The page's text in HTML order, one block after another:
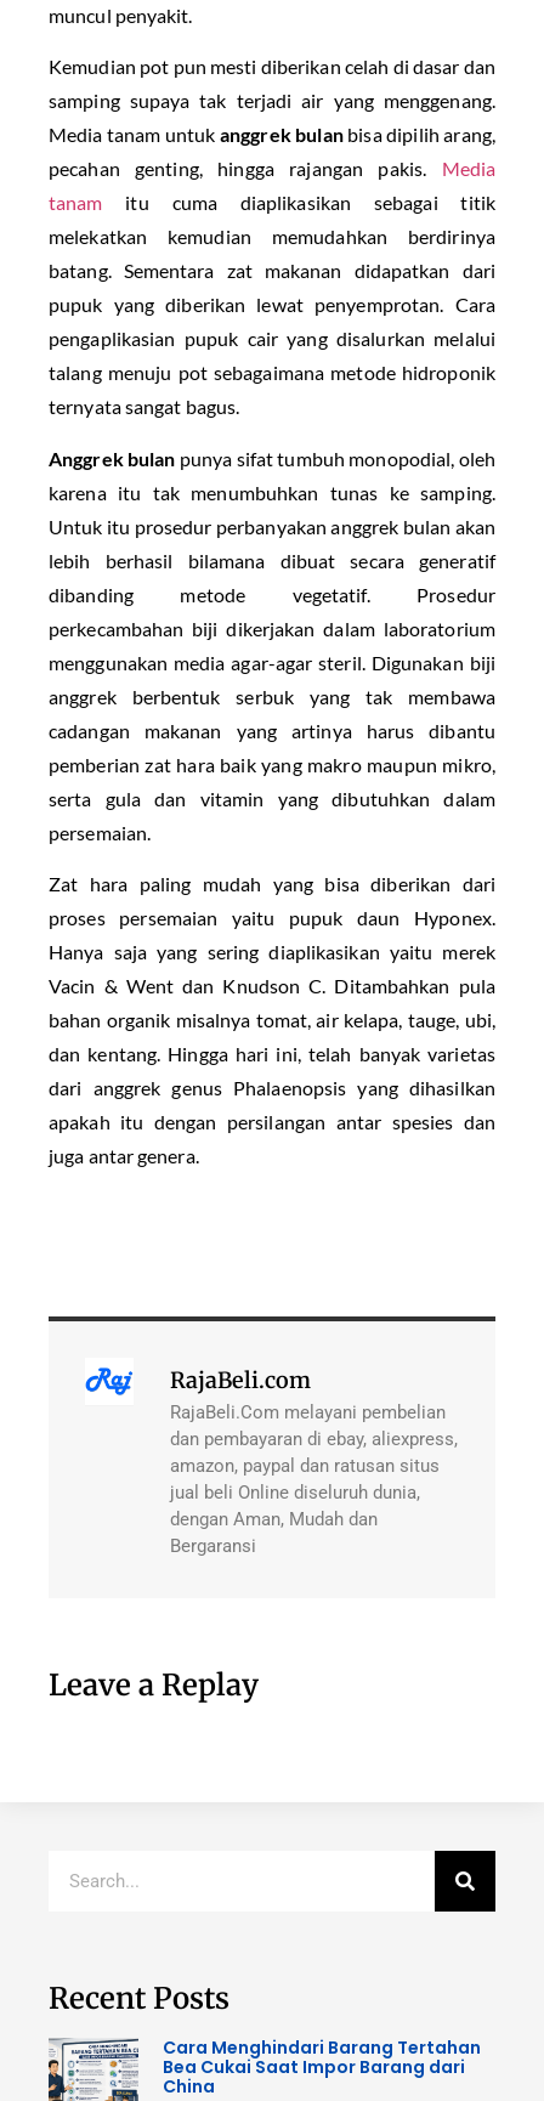
muncul penyakit.
Kemudian pot pun mesti diberikan celah di dasar dan
samping supaya tak terjadi air yang menggenang.
Media tanam untukanggrek bulanbisa dipilih arang,
pecahan genting, hingga rajangan pakis. Media
tanam itu cuma diaplikasikan sebagai titik
melekatkan kemudian memudahkan berdirinya
batang. Sementara zat makanan didapatkan dari
pupuk yang diberikan lewat penyemprotan. Cara
pengaplikasian pupuk cair yang disalurkan melalui
talang menuju pot sebagaimana metode hidroponik
ternyata sangat bagus.
Anggrek bulan punya sifat tumbuh monopodial, oleh
karena itu tak menumbuhkan tunas ke samping.
Untuk itu prosedur perbanyakan anggrek bulan akan
lebih berhasil bilamana dibuat secara generatif
dibanding metode vegetatif. Prosedur
perkecambahan biji dikerjakan dalam laboratorium
menggunakan media agar-agar steril. Digunakan biji
anggrek berbentuk serbuk yang tak membawa
cadangan makanan yang artinya harus dibantu
pemberian zat hara baik yang makro maupun mikro,
serta gula dan vitamin yang dibutuhkan dalam
persemaian.
Zat hara paling mudah yang bisa diberikan dari
proses persemaian yaitu pupuk daun Hyponex.
Hanya saja yang sering diaplikasikan yaitu merek
Vacin & Went dan Knudson C. Ditambahkan pula
bahan organik misalnya tomat, air kelapa, tauge, ubi,
dan kentang. Hingga hari ini, telah banyak varietas
dari anggrek genus Phalaenopsis yang dihasilkan
apakah itu dengan persilangan antar spesies dan
juga antar genera.
RajaBeli.com
RajaBeli.Com melayani pembelian
dan pembayaran di ebay, aliexpress,
amazon, paypal dan ratusan situs
jual beli Online diseluruh dunia,
dengan Aman, Mudah dan
Bergaransi
Leave a Replay
Recent Posts
Cara Menghindari Barang Tertahan
Bea Cukai Saat Impor Barang dari
China